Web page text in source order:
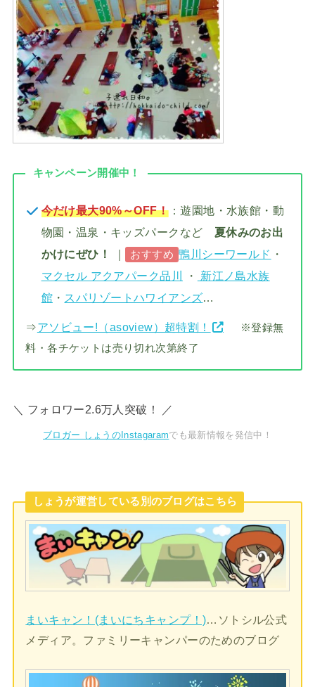
キャンペーン開催中！
今だけ最大90%～OFF！：遊園地・水族館・動
物園・温泉・キッズパークなど 夏休みのお出
かけにぜひ！
｜ おすすめ 鴨川シーワールド ・
マクセル アクアパーク品川
・
新江ノ島水族
館 ・ スパリゾートハワイアンズ…
⇒アソビュー!（asoview）超特割！
※登録無
料・各チケットは売り切れ次第終了
＼ フォロワー2.6万人突破！ ／
ブロガー しょうのInstagaramでも最新情報を発信中！
しょうが運営している別のブログはこちら
まいキャン！(まいにちキャンプ！)…ソトシル公式
メディア。ファミリーキャンパーのためのブログ